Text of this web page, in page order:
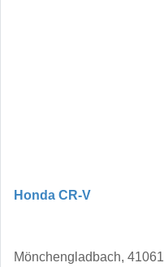
Honda CR-V
Mönchengladbach, 41061